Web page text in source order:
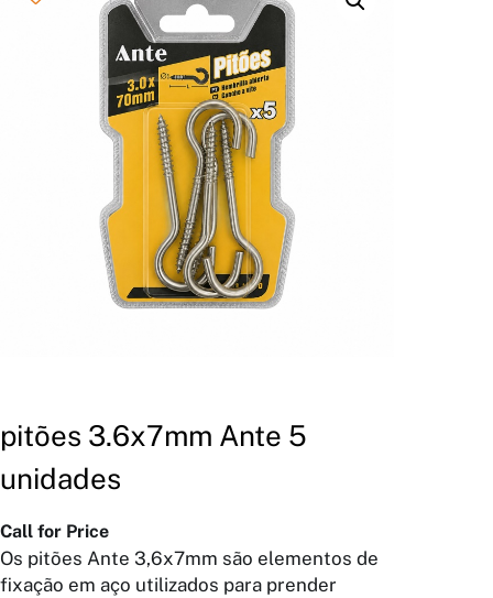
pitões 3.6x7mm Ante 5
unidades
Call for Price
Os pitões Ante 3,6x7mm são elementos de
fixação em aço utilizados para prender